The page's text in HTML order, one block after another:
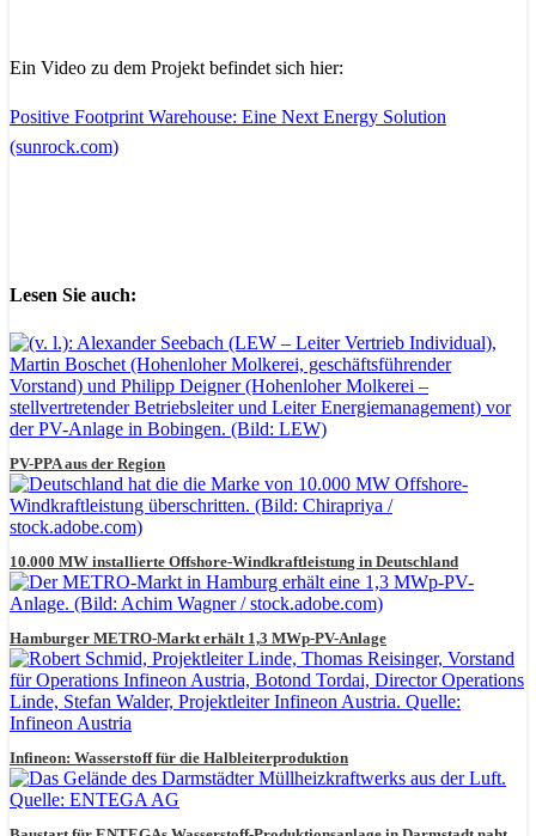
Ein Video zu dem Projekt befindet sich hier:
Positive Footprint Warehouse: Eine Next Energy Solution
(sunrock.com)
Lesen Sie auch:
PV-PPA aus der Region
10.000 MW installierte Offshore-Windkraftleistung in Deutschland
Hamburger METRO-Markt erhält 1,3 MWp-PV-Anlage
Infineon: Wasserstoff für die Halbleiterproduktion